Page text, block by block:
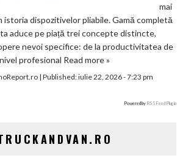
mai
istoria dispozitivelor pliabile. Gamă completă
aduce pe piață trei concepte distincte,
nevoi specifice: de la productivitatea de
nivel profesional Read more »
| Published:iulie 22, 2026 - 7:23 pm
Powered by RSS Feed Plugin